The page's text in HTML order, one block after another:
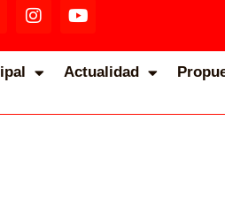
Actualidad